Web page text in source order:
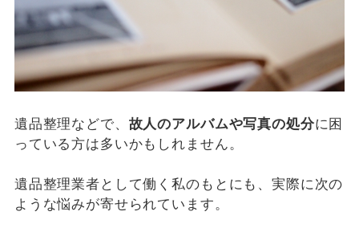
遺品整理などで、 故人のアルバムや写真の処分に困
っている方は多いかもしれません。
遺品整理業者として働く私のもとにも、実際に次の
ような悩みが寄せられています。